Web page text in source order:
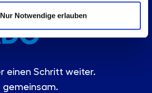
Nur Notwendige erlauben
einen Schritt weiter.
gemeinsam.